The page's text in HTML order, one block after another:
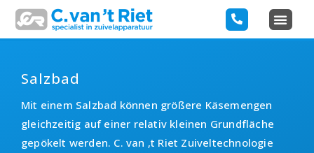
Salzbad
Mit einem Salzbad können größere Käsemengen
gleichzeitig auf einer relativ kleinen Grundfläche
gepökelt werden. C. van ‚t Riet Zuiveltechnologie